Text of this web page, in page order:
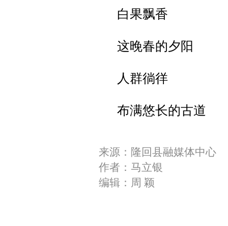
白果飘香
这晚春的夕阳
人群徜徉
布满悠长的古道
来源：隆回县融媒体中心
作者：马立银
编辑：周 颖